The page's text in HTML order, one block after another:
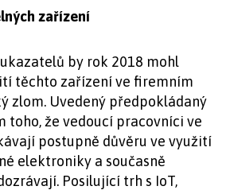
zařízení
by rok 2018 mohl
těchto zařízení ve firemním
zlom. Uvedený předpokládaný
toho, že vedoucí pracovníci ve
postupně důvěru ve využití
elektroniky a současně
Posilující trh s IoT,